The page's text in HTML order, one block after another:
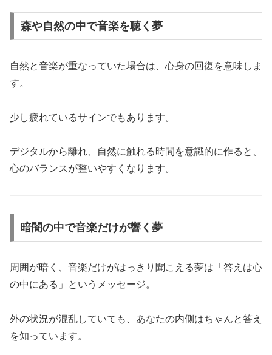
森や自然の中で音楽を聴く夢
自然と音楽が重なっていた場合は、心身の回復を意味しま
す。
少し疲れているサインでもあります。
デジタルから離れ、自然に触れる時間を意識的に作ると、
心のバランスが整いやすくなります。
暗闇の中で音楽だけが響く夢
周囲が暗く、音楽だけがはっきり聞こえる夢は「答えは心
の中にある」というメッセージ。
外の状況が混乱していても、あなたの内側はちゃんと答え
を知っています。